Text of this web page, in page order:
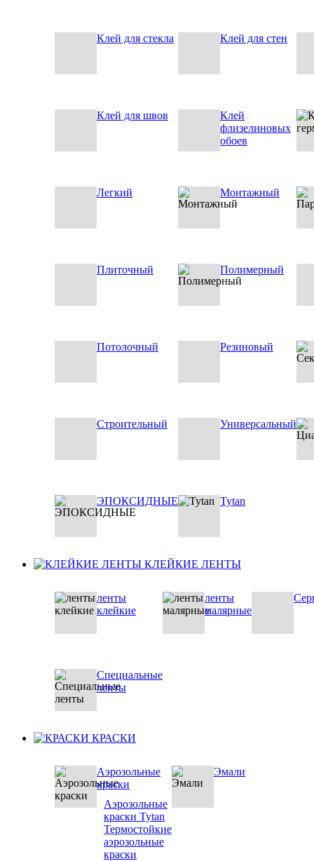
Клей для стекла Клей для стен
Клей для швов
Клей
флизелиновых
обоев
Легкий Монтажный
Плиточный Полимерный
Потолочный Резиновый
Строительный Универсальный
ЭПОКСИДНЫЕ Tytan
КЛЕЙКИЕ ЛЕНТЫ
ленты
клейкие
ленты
малярные
Специальные
ленты
КРАСКИ
Аэрозольные
краски
Аэрозольные
краски Tytan
Термостойкие
аэрозольные
краски
Эмали